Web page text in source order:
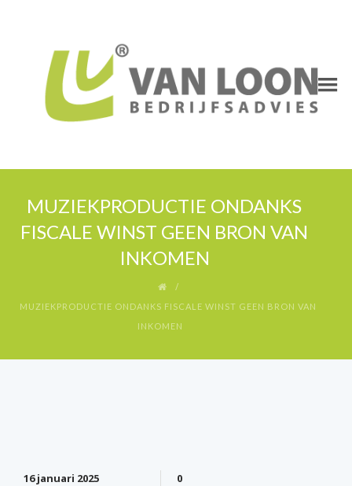
MUZIEKPRODUCTIE ONDANKS
FISCALE WINST GEEN BRON VAN
INKOMEN
MUZIEKPRODUCTIE ONDANKS FISCALE WINST GEEN BRON VAN
INKOMEN
16 januari 2025 0